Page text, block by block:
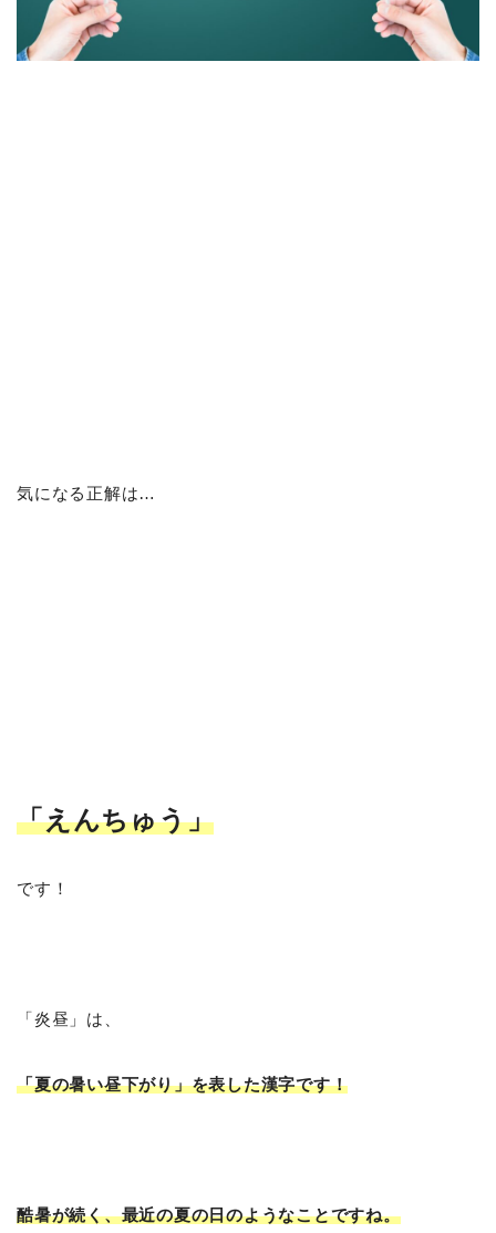
気になる正解は…
「えんちゅう」
です！
「炎昼」は、
「夏の暑い昼下がり」を表した漢字です！
酷暑が続く、最近の夏の日のようなことですね。